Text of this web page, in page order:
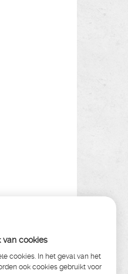
cookies
cookies. In het geval van het
ook cookies gebruikt voor